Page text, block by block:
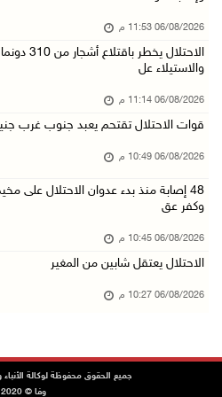
الاحتلال يوسع حملات الدهم
06/آب/2026 08:06 م
الرئيس المصري وملك البحرين
رابطة العالم الإسلامي تدين تواصل
اليونيسف: استشهاد 300 طفل منذ وقف إطلاق النار ...
إصابتان بالرصاص والاعتداء خلال
06/08/2026 11:53 م
الاحتلال يخطر باقتلاع
والاستيلاء عل
06/08/2026 11:14 م
قوات الاحتلال تقتحم يعبد جنوب غرب
06/08/2026 10:49 م
48 إصابة منذ بدء عدوان الاحتلال على
وكفر عق
06/08/2026 10:45 م
الاحتلال يعتقل شابين من المغير
06/08/2026 10:27 م
جميع الحقوق محفوظة لوكالة
وفا © 2020